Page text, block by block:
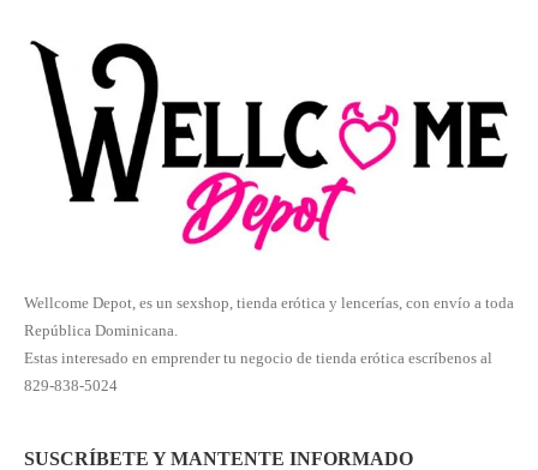
Wellcome Depot, es un sexshop, tienda erótica y lencerías, con envío a toda
República Dominicana.
Estas interesado en emprender tu negocio de tienda erótica escríbenos al
829-838-5024
SUSCRÍBETE Y MANTENTE INFORMADO